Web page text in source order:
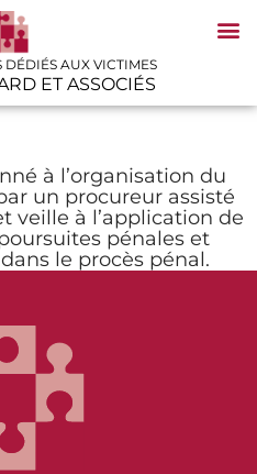
DÉDIÉS AUX VICTIMES
ET ASSOCIÉS
à l’organisation du
un procureur assisté
veille à l’application de
pénales et
le procès pénal.